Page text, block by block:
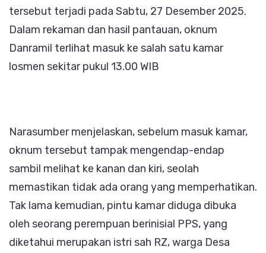
tersebut terjadi pada Sabtu, 27 Desember 2025.
Dalam rekaman dan hasil pantauan, oknum
Danramil terlihat masuk ke salah satu kamar
losmen sekitar pukul 13.00 WIB
‎Narasumber menjelaskan, sebelum masuk kamar,
oknum tersebut tampak mengendap-endap
sambil melihat ke kanan dan kiri, seolah
memastikan tidak ada orang yang memperhatikan.
Tak lama kemudian, pintu kamar diduga dibuka
oleh seorang perempuan berinisial PPS, yang
diketahui merupakan istri sah RZ, warga Desa